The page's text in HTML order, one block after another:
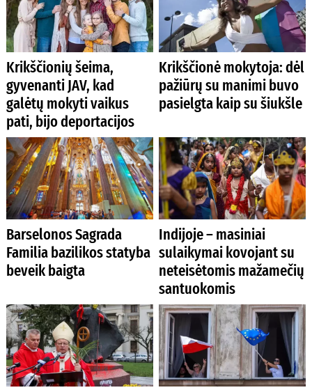
Krikščionių šeima,
gyvenanti JAV, kad
galėtų mokyti vaikus
pati, bijo deportacijos
Krikščionė mokytoja: dėl
pažiūrų su manimi buvo
pasielgta kaip su šiukšle
Barselonos Sagrada
Familia bazilikos statyba
beveik baigta
Indijoje – masiniai
sulaikymai kovojant su
neteisėtomis mažamečių
santuokomis